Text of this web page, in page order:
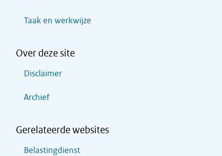
Taak en werkwijze
Over deze site
Disclaimer
Archief
Gerelateerde websites
Belastingdienst